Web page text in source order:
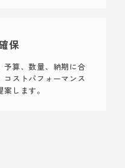
保
予算、数量、納期に合
ストパフォーマンス
します。